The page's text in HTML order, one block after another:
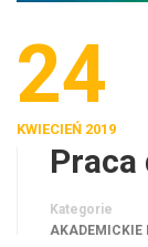
24
KWIECIEŃ 2019
Kategorie
AKADEMICKIE